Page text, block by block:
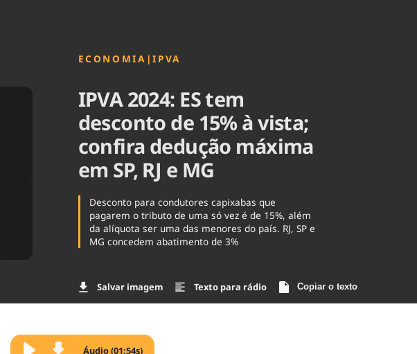
Brasil Mineral
Ciência & Tecnologia
Cinema
ECONOMIA |IPVA
IPVA 2024: ES tem
desconto de 15% à vista;
confira dedução máxima
em SP, RJ e MG
Desconto para condutores capixabas que
pagarem o tributo de uma só vez é de 15%, além
da alíquota ser uma das menores do país. RJ, SP e
MG concedem abatimento de 3%
Salvar imagem Texto para rádio Copiar o texto
Áudio (01:54s)